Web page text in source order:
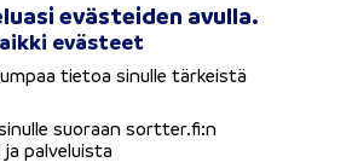
evästeiden avulla.
evästeet
tietoa sinulle tärkeistä
suoraan sortter.fi:n
palveluista
taloudellinen tilanne
luotonmyöntäjä pitää
voit saada lainaa.